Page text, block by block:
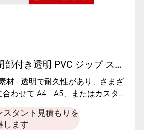
カラフルな開閉部付き透明 PVC ジップ スライダー バッグ - MFO- 105
材 - 透明で耐久性があり、さまざ
わせて A4、A5、またはカスタム
スタント見積もりを
します